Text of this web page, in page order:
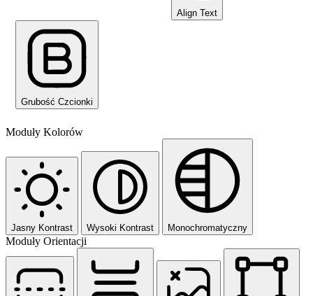
Align Text
Grubość Czcionki
Moduły Kolorów
Jasny Kontrast Wysoki Kontrast Monochromatyczny
Moduły Orientacji